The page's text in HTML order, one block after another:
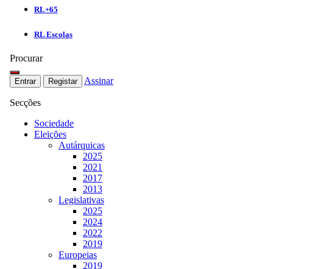
RL+65
RL Escolas
Procurar
Entrar Registar Assinar
Secções
Sociedade
Eleições
Autárquicas
2025
2021
2017
2013
Legislativas
2025
2024
2022
2019
Europeias
2019